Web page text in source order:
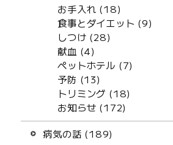
お手入れ (18)
食事とダイエット (9)
しつけ (28)
献血 (4)
ペットホテル (7)
予防 (13)
トリミング (18)
お知らせ (172)
病気の話 (189)